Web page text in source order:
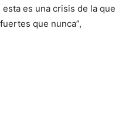
es una crisis de la que
que nunca”,